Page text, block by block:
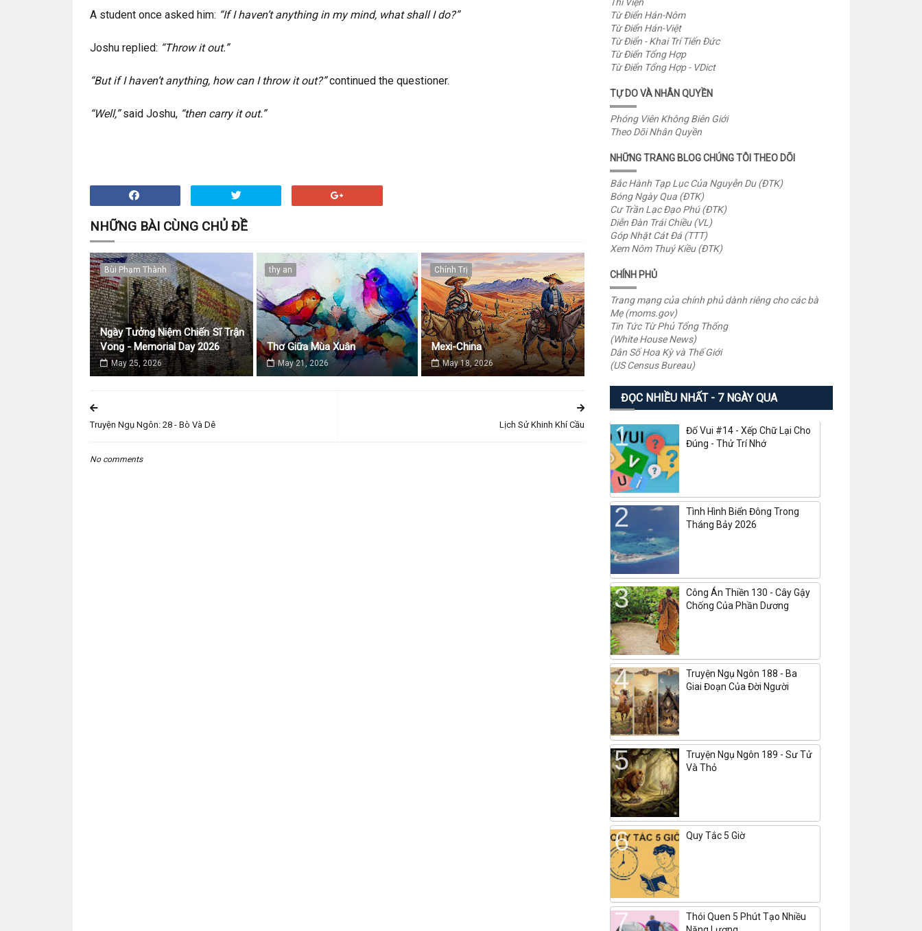
A student once asked him: “If I haven’t anything in my mind, what shall I do?”
Joshu replied: “Throw it out.”
“But if I haven’t anything, how can I throw it out?”continued the questioner.
“Well,”said Joshu, “then carry it out.”
NHỮNG BÀI CÙNG CHỦ ĐỀ
Bùi Phạm Thành
Ngày Tưởng Niệm Chiến Sĩ Trận
Vong - Memorial Day 2026
May 25, 2026
thy an
Thơ Giữa Mùa Xuân
May 21, 2026
Chính Trị
Mexi-China
May 18, 2026
Lịch Sử Khinh Khí Cầu
Truyện Ngụ Ngôn: 28 - Bò Và Dê
No comments
Từ Điển Hán-Nôm
Từ Điển Hán-Việt
Từ Điển - Khai Trí Tiến Đức
Từ Điển Tổng Hợp
Từ Điển Tổng Hợp - VDict
TỰ DO VÀ NHÂN QUYỀN
Phóng Viên Không Biên Giới
Theo Dõi Nhân Quyền
NHỮNG TRANG BLOG CHÚNG TÔI THEO DÕI
Bắc Hành Tạp Lục Của Nguyễn Du (ĐTK)
Bóng Ngày Qua (ĐTK)
Cư Trần Lạc Đạo Phú (ĐTK)
Diễn Đàn Trái Chiều (VL)
Góp Nhặt Cát Đá (TTT)
Xem Nôm Thuý Kiều (ĐTK)
CHÍNH PHỦ
Trang mạng của chính phủ dành riêng cho các bà
Mẹ (moms.gov)
Tin Tức Từ Phủ Tổng Thống
(White House News)
Dân Số Hoa Kỳ và Thế Giới
(US Census Bureau)
ĐỌC NHIỀU NHẤT - 7 NGÀY QUA
Đố Vui #14 - Xếp Chữ Lại Cho
Đúng - Thử Trí Nhớ
Tình Hình Biển Đông Trong
Tháng Bảy 2026
Công Án Thiền 130 - Cây Gậy
Chống Của Phần Dương
Truyện Ngụ Ngôn 188 - Ba
Giai Đoạn Của Đời Người
Truyện Ngụ Ngôn 189 - Sư Tử
Và Thỏ
Quy Tắc 5 Giờ
Thói Quen 5 Phút Tạo Nhiều